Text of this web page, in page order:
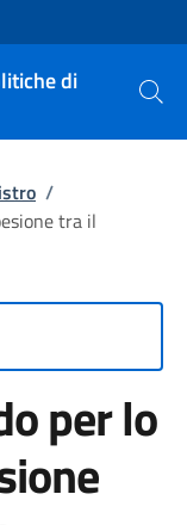
di
Cerca
/
tra il
per lo